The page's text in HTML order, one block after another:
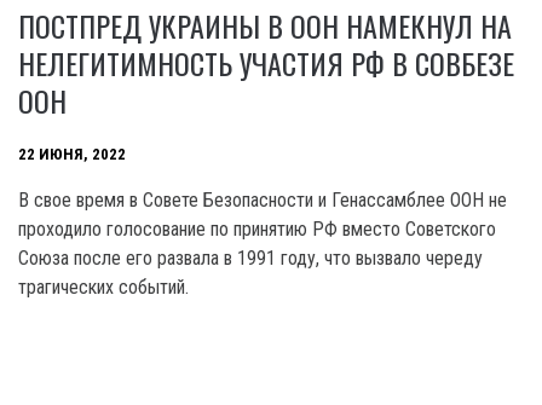
ПОСТПРЕД УКРАИНЫ В ООН НАМЕКНУЛ НА
НЕЛЕГИТИМНОСТЬ УЧАСТИЯ РФ В СОВБЕЗЕ
ООН
22 ИЮНЯ, 2022
В свое время в Совете Безопасности и Генассамблее ООН не
проходило голосование по принятию РФ вместо Советского
Союза после его развала в 1991 году, что вызвало череду
трагических событий.